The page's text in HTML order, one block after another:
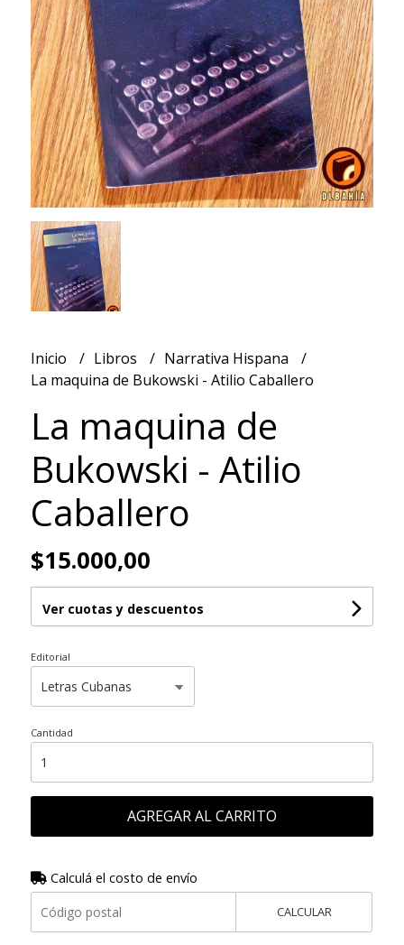
Inicio Libros
Narrativa Hispana
La maquina de Bukowski - Atilio Caballero
La maquina de
Bukowski - Atilio
Caballero
$15.000,00
Ver cuotas y descuentos
Editorial
Cantidad
AGREGAR AL CARRITO
Calculá el costo de envío
CALCULAR